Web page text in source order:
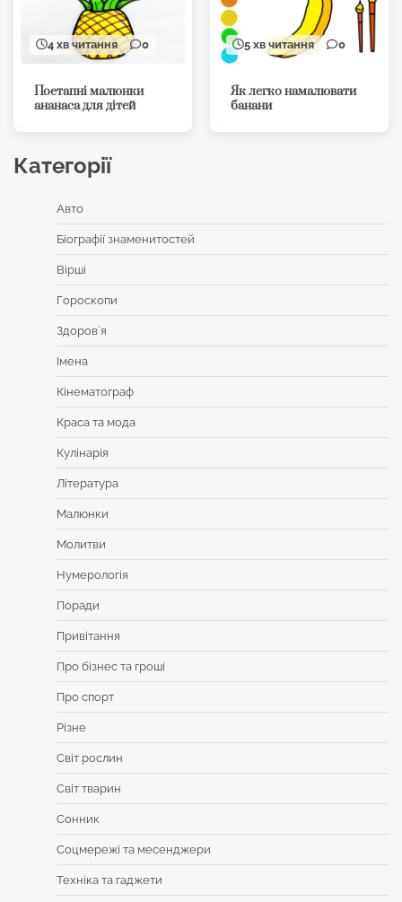
4 хв читання 0
Поетапні малюнки
ананаса для дітей
5 хв читання 0
Як легко намалювати
банани
Категорії
Авто
Біографії знаменитостей
Вірші
Гороскопи
Здоровʼя
Імена
Кінематограф
Краса та мода
Кулінарія
Література
Малюнки
Молитви
Нумерологія
Поради
Привітання
Про бізнес та гроші
Про спорт
Різне
Світ рослин
Світ тварин
Сонник
Соцмережі та месенджери
Техніка та гаджети